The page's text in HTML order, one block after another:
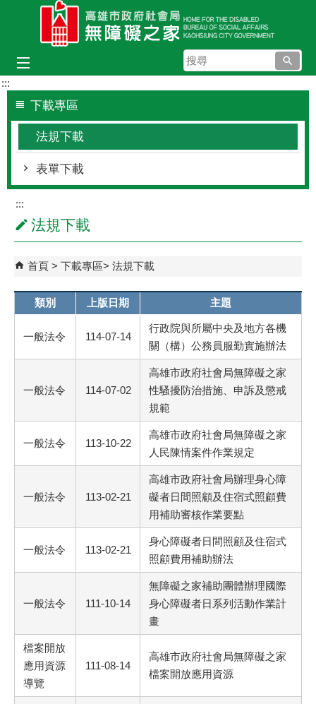
跳到主要內容區塊
搜
尋
:::
下載專區
法規下載
表單下載
:::
法規下載
首頁 下載專區 法規下載
類別 上版日期 主題
一般法令 114-07-14
行政院與所屬中央及地方各機
關（構）公務員服勤實施辦法
一般法令 114-07-02
高雄市政府社會局無障礙之家
性騷擾防治措施、申訴及懲戒
規範
一般法令 113-10-22
高雄市政府社會局無障礙之家
人民陳情案件作業規定
一般法令 113-02-21
高雄市政府社會局辦理身心障
礙者日間照顧及住宿式照顧費
用補助審核作業要點
一般法令 113-02-21
身心障礙者日間照顧及住宿式
照顧費用補助辦法
一般法令 111-10-14
無障礙之家補助團體辦理國際
身心障礙者日系列活動作業計
畫
檔案開放
應用資源
導覽
111-08-14
高雄市政府社會局無障礙之家
檔案開放應用資源